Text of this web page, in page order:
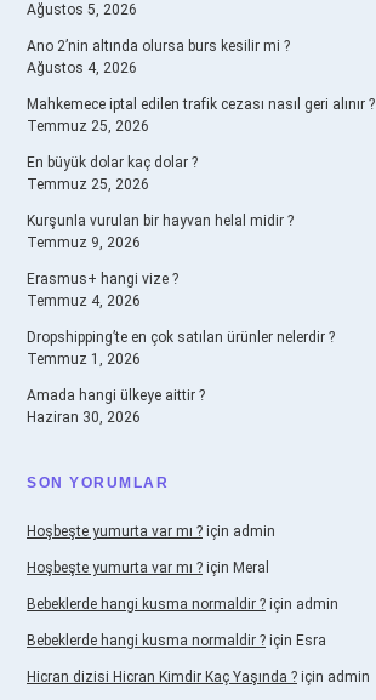
Ağustos 5, 2026
Ano 2’nin altında olursa burs kesilir mi ?
Ağustos 4, 2026
Mahkemece iptal edilen trafik cezası nasıl geri alınır ?
Temmuz 25, 2026
En büyük dolar kaç dolar ?
Temmuz 25, 2026
Kurşunla vurulan bir hayvan helal midir ?
Temmuz 9, 2026
Erasmus+ hangi vize ?
Temmuz 4, 2026
Dropshipping’te en çok satılan ürünler nelerdir ?
Temmuz 1, 2026
Amada hangi ülkeye aittir ?
Haziran 30, 2026
SON YORUMLAR
Hoşbeşte yumurta var mı ? için admin
Hoşbeşte yumurta var mı ? için Meral
Bebeklerde hangi kusma normaldir ? için admin
Bebeklerde hangi kusma normaldir ? için Esra
Hicran dizisi Hicran Kimdir Kaç Yaşında ? için admin